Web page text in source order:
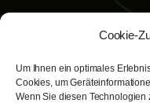
Cookie-
Um Ihnen ein optimales
Cookies, um
Wenn Sie diesen